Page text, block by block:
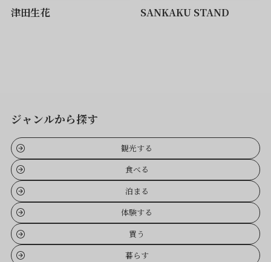
津田生花 SANKAKU STAND
ジャンルから探す
観光する
食べる
泊まる
体験する
買う
暮らす